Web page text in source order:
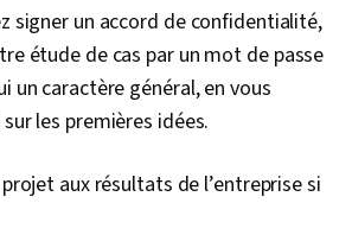
signer un accord de confidentialité,
étude de cas par un mot de passe
un caractère général, en vous
les premières idées.
aux résultats de l’entreprise si